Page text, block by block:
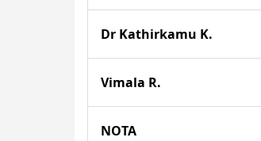
Dr Kathirkamu K.
Vimala R.
NOTA